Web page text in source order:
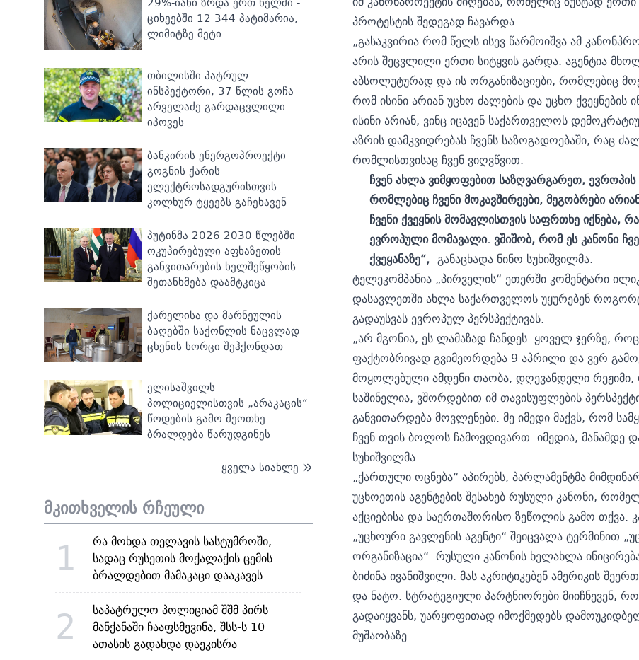
ციხეებში 12 344 პატიმარია,
ლიმიტზე მეტი
თბილისში პატრულ-
ინსპექტორი, 37 წლის გოჩა
არველაძე გარდაცვლილი
იპოვეს
ბანკირის ენერგოპროექტი -
გოგნის ქარის
ელექტროსადგურისთვის
კოლხურ ტყეებს გაჩეხავენ
პუტინმა 2026-2030 წლებში
ოკუპირებული აფხაზეთის
განვითარების ხელშეწყობის
შეთანხმება დაამტკიცა
ქარელისა და მარნეულის
ბაღებში საქონლის ნაცვლად
ცხენის ხორცი შეჰქონდათ
ელისაშვილს
პოლიციელისთვის „არაკაცის“
წოდების გამო მეოთხე
ბრალდება წარუდგინეს
ყველა სიახლე
მკითხველის რჩეული
1
რა მოხდა თელავის სასტუმროში,
სადაც რუსეთის მოქალაქის ცემის
ბრალდებით მამაკაცი დააკავეს
2
საპატრულო პოლიციამ შშმ პირს
მანქანაში ჩააფსმევინა, შსს-ს 10
ათასის გადახდა დაეკისრა
პროტესტის შედეგად ჩავარდა.
„გასაკვირია რომ წელს ისევ წარმოიშვა ამ
არის შეცვლილი ერთი სიტყვის გარდა. აგენტია
აბსოლუტურად და ის ორგანიზაციები, რომლებიც
რომ ისინი არიან უცხო ძალების და უცხო ქვეყნების
ისინი არიან, ვინც იცავენ საქართველოს
აზრის დამკვიდრებას ჩვენს საზოგადოებაში, რაც
რომლისთვისაც ჩვენ ვიღვწვით.
ჩვენ ახლა ვიმყოფებით საზღვარგარეთ, ევროპის
რომლებიც ჩვენი მოკავშირეები, მეგობრები
ჩვენი ქვეყნის მომავლისთვის საფრთხე იქნება,
ევროპული მომავალი. ვშიშობ, რომ ეს კანონი
ქვეყანაზე“,- განაცხადა ნინო სუხიშვილმა.
ტელეკომპანია „პირველის“ ეთერში კომენტარი
დასავლეთში ახლა საქართველოს უყურებენ
გადაუსვას ევროპულ პერსპექტივას.
„არ მგონია, ეს ლამაზად ჩანდეს. ყოველ ჯერზე,
ფაქტობრივად გვიმეორდება 9 აპრილი და ვერ
მოყოლებული ამდენი თაობა, დღევანდელი
საშინელია, ვშორდებით იმ თავისუფლების
განვითარდება მოვლენები. მე იმედი მაქვს, რომ
ჩვენ თვის ბოლოს ჩამოვდივართ. იმედია, მანამდე
სუხიშვილმა.
„ქართული ოცნება“ აპირებს, პარლამენტმა
უცხოეთის აგენტების შესახებ რუსული კანონი,
აქციებისა და საერთაშორისო ზეწოლის გამო თქვა.
„უცხოური გავლენის აგენტი“ შეიცვალა ტერმინით
ორგანიზაცია“. რუსული კანონის ხელახლა
ბიძინა ივანიშვილი. მას აკრიტიკებენ ამერიკის
და ნატო. სტრატეგიული პარტნიორები მიიჩნევენ,
გადაიყვანს, უარყოფითად იმოქმედებს
მუშაობაზე.